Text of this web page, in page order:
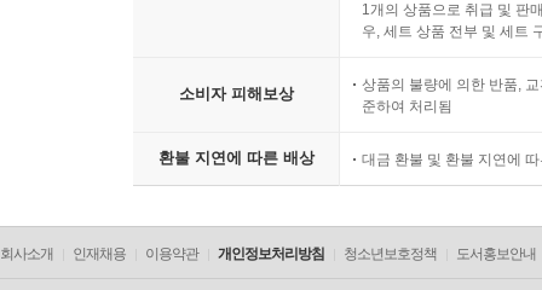
1개의 상품으로 취급 및 판
우, 세트 상품 전부 및 세트
소비자 피해보상
상품의 불량에 의한 반품,
준하여 처리됨
환불 지연에 따른 배상 대금 환불 및 환불 지연에
회사소개 인재채용 이용약관 개인정보처리방침 청소년보호정책 도서홍보안내